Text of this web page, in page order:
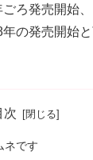
ろ発売開始、
の発売開始
次
ネです